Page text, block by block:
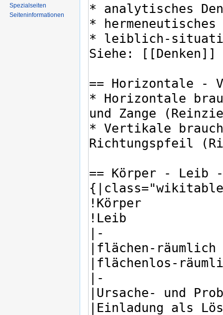
Spezialseiten
Seiten­informationen